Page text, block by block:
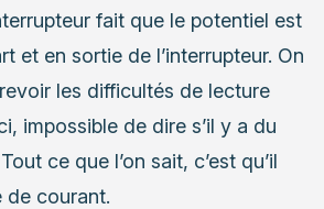
fait que le potentiel est
et en sortie de l’interrupteur. On
les difficultés de lecture
impossible de dire s’il y a du
ce que l’on sait, c’est qu’il
de courant.